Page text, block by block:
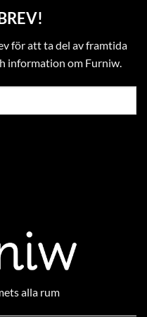
för att ta del av framtida
information om Furniw.
alla rum